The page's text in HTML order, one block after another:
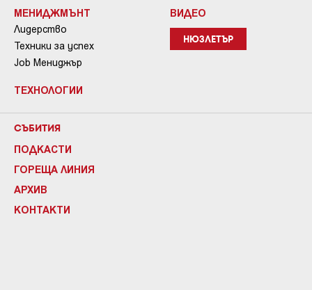
МЕНИДЖМЪНТ
Лидерство
Техники за успех
Job Мениджър
ТЕХНОЛОГИИ
ВИДЕО
НЮЗЛЕТЪР
СЪБИТИЯ
ПОДКАСТИ
ГОРЕЩА ЛИНИЯ
АРХИВ
КОНТАКТИ